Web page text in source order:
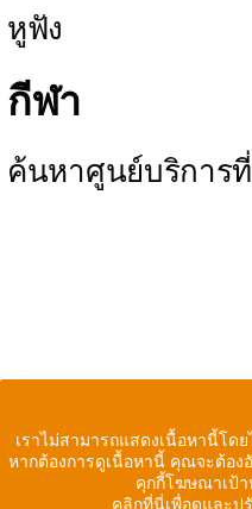
หูฟัง
กีฬา
ค้นหาศูนย์บริการ
เราไม่สามารถแสดงเนื้อหานี้โ
หากต้องการดูเนื้อหานี้ คุณจะต้อ
คุกกี้โฆษณาเป้
คลิกที่นี่เพื่อดูและป